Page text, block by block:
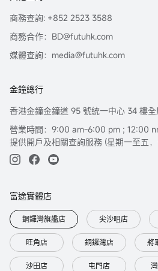
商務查詢: +852 2523 3588
商務合作：BD@futuhk.com
媒體查詢：media@futuhk.com
金鐘總行
香港金鐘金鐘道 95 號統一中心 34 樓全
營業時間：9:00 am-6:00 pm ; 12:00
提供開戶及相關查詢服務 (星期一至五
富途實體店
銅鑼灣旗艦店 尖沙咀店
旺角店 銅鑼灣店 將
沙田店 屯門店